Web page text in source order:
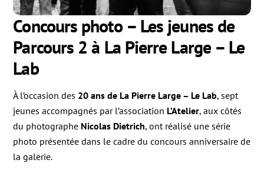
Concours photo – Les jeunes de
Parcours 2 à La Pierre Large – Le
Lab
À l’occasion des 20 ans de La Pierre Large – Le Lab, sept
jeunes accompagnés par l’association L’Atelier, aux côtés
du photographe Nicolas Dietrich, ont réalisé une série
photo présentée dans le cadre du concours anniversaire de
la galerie.